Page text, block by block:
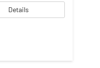
Details